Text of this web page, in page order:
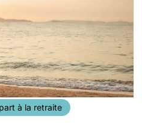
à la retraite